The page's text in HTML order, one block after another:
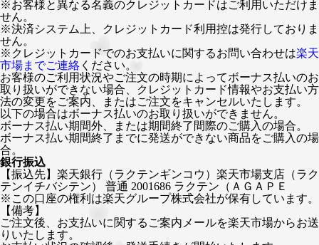
※お客様と異なる名義のクレジットカードはご利用いただけま
せん。
※決済システム上、クレジットカード利用控は発行しておりま
せん。
※クレジットカードでのお支払いに関するお問い合わせは楽天
市場までご連絡 ください。
お客様のご利用状況やご注文の時期によってボーナス払いのお
取り扱いができない場合、クレジットカード情報やお支払い方
法の変更をご案内、またはご注文をキャンセルいたします。
以下の場合はボーナス払いのお取り扱いができません。
ボーナス払い期間外、または期間終了間際のご購入の場合。
ボーナス払い期間終了までに発送ができない商品をご購入の場
合。
銀行振込
【振込先】楽天銀行（ラクテンギンコウ）楽天市場支店（ラク
テンイチバシテン） 普通 2001686 ラクテン（ＡＧＡＰＥ
※この口座の権利は楽天グループ株式会社が保有しています。
【備考】
ご注文後、お支払いに関するご案内メールを楽天市場からお送
りいたします。